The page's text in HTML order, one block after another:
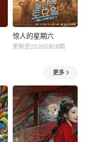
盾、化解纠纷的电
视节目。 节目将司
法局的人民调解
室，公安局的联合
调解室，人民法院
活中遇到的各种
惊人的星期六
这是一档结合音乐
+美食+答题的新综
艺。由申东烨、SH
INee Key，李惠
利、朴娜莱文世
允、韩海担任固定
成员。节目设定是
惊人的星期六
更新至20260808期
更多